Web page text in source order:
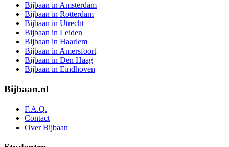
Bijbaan in Amsterdam
Bijbaan in Rotterdam
Bijbaan in Utrecht
Bijbaan in Leiden
Bijbaan in Haarlem
Bijbaan in Amersfoort
Bijbaan in Den Haag
Bijbaan in Eindhoven
Bijbaan.nl
F.A.Q.
Contact
Over Bijbaan